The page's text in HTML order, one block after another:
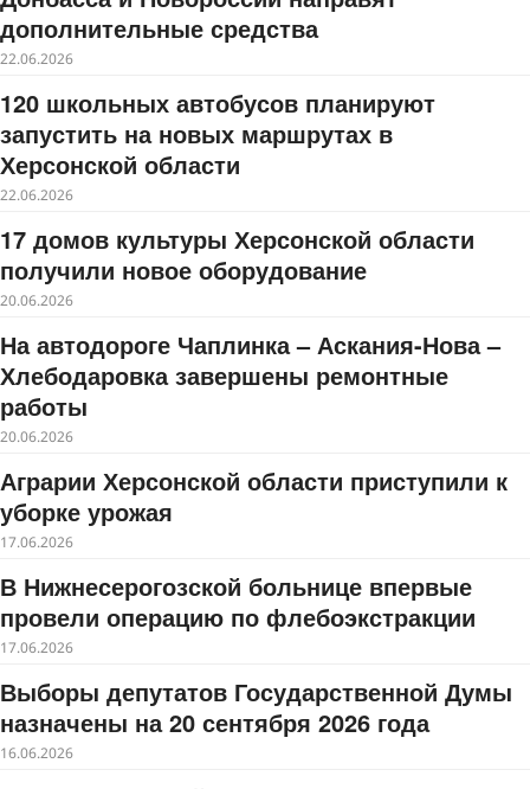
дополнительные средства
22.06.2026
120 школьных автобусов планируют
запустить на новых маршрутах в
Херсонской области
22.06.2026
17 домов культуры Херсонской области
получили новое оборудование
20.06.2026
На автодороге Чаплинка – Аскания-Нова –
Хлебодаровка завершены ремонтные
работы
20.06.2026
Аграрии Херсонской области приступили к
уборке урожая
17.06.2026
В Нижнесерогозской больнице впервые
провели операцию по флебоэкстракции
17.06.2026
Выборы депутатов Государственной Думы
назначены на 20 сентября 2026 года
16.06.2026